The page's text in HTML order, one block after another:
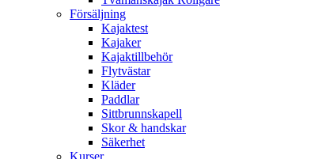
Försäljning
Kajaktest
Kajaker
Kajaktillbehör
Flytvästar
Kläder
Paddlar
Sittbrunnskapell
Skor & handskar
Säkerhet
Kurser